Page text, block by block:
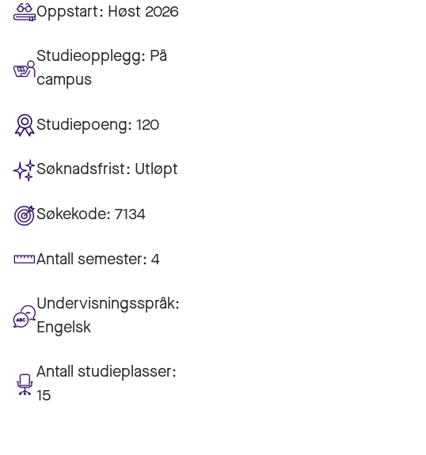
Oppstart: Høst 2026
Studieopplegg: På
campus
Studiepoeng: 120
Søknadsfrist: Utløpt
Søkekode: 7134
Antall semester: 4
Undervisningsspråk:
Engelsk
Antall studieplasser:
15